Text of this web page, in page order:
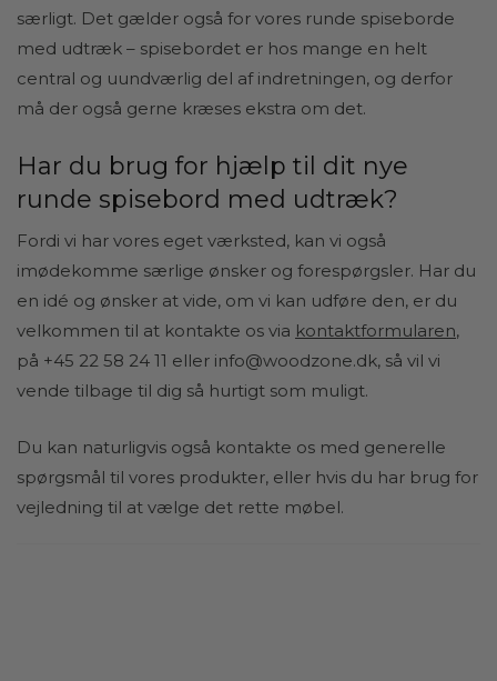
særligt. Det gælder også for vores runde spiseborde
med udtræk – spisebordet er hos mange en helt
central og uundværlig del af indretningen, og derfor
må der også gerne kræses ekstra om det.
Har du brug for hjælp til dit nye
runde spisebord med udtræk?
Fordi vi har vores eget værksted, kan vi også
imødekomme særlige ønsker og forespørgsler. Har du
en idé og ønsker at vide, om vi kan udføre den, er du
velkommen til at kontakte os via kontaktformularen,
på +45 22 58 24 11 eller info@woodzone.dk, så vil vi
vende tilbage til dig så hurtigt som muligt.
Du kan naturligvis også kontakte os med generelle
spørgsmål til vores produkter, eller hvis du har brug for
vejledning til at vælge det rette møbel.